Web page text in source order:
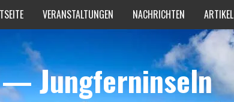
VERANSTALTUNGEN NACHRICHTEN ARTIKEL
— Jungferninseln